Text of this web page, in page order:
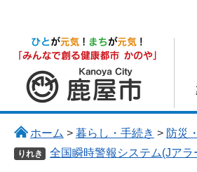
鹿屋市
ホーム > 暮らし・手続き > 防災
りれき 全国瞬時警報システム(Jアラ